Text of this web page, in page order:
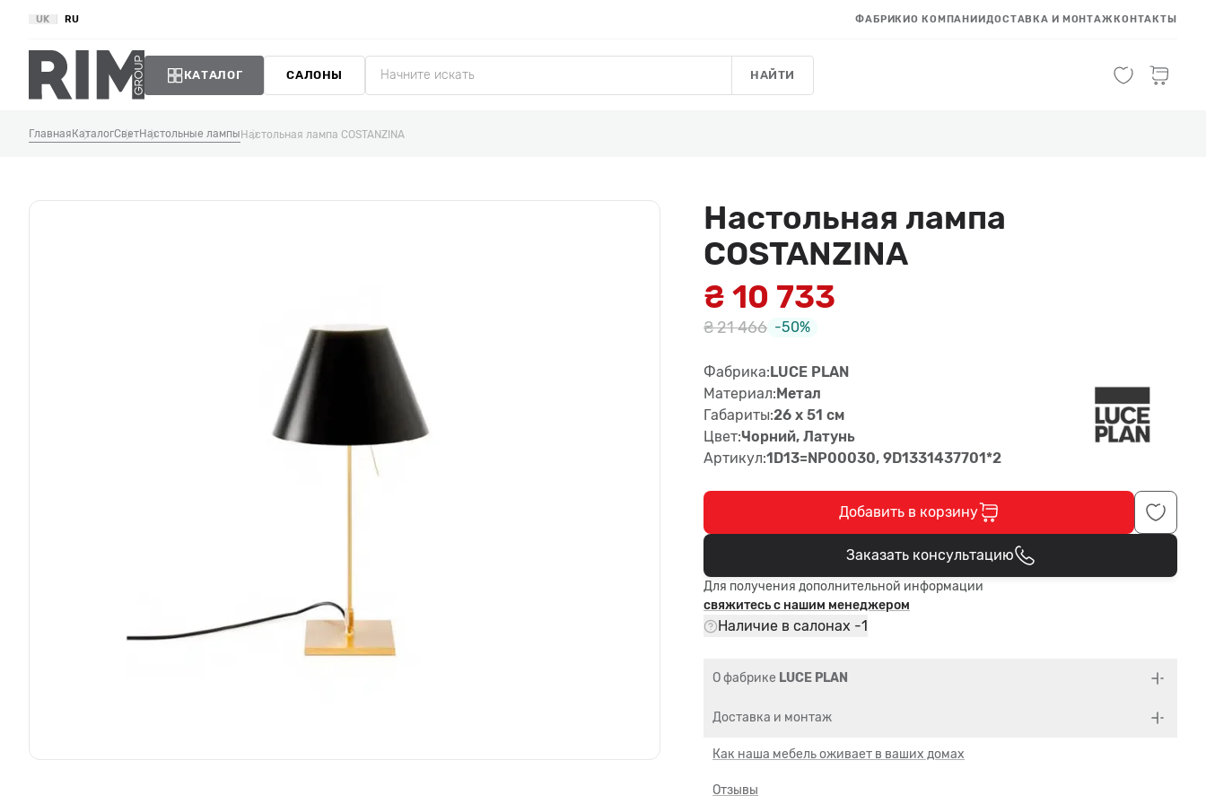
UK RU ФАБРИКИО КОМПАНИИДОСТАВКА И МОНТАЖКОНТАКТЫ
КАТАЛОГ САЛОНЫ НАЙТИ
Главная КаталогСветНастольные лампыНастольная лампа COSTANZINA
Настольная лампа
COSTANZINA
₴ 10 733
₴ 21 466 -50%
Фабрика:LUCE PLAN
Материал:Метал
Габариты:26 x 51 см
Цвет:Чорний, Латунь
Артикул:1D13=NP00030, 9D1331437701*2
Добавить в корзину
В корзине
Заказать консультацию
Для получения дополнительной информации
свяжитесь с нашим менеджером
Наличие в салонах -1
О фабрике LUCE PLAN
Доставка и монтаж
Как наша мебель оживает в ваших домах
Отзывы